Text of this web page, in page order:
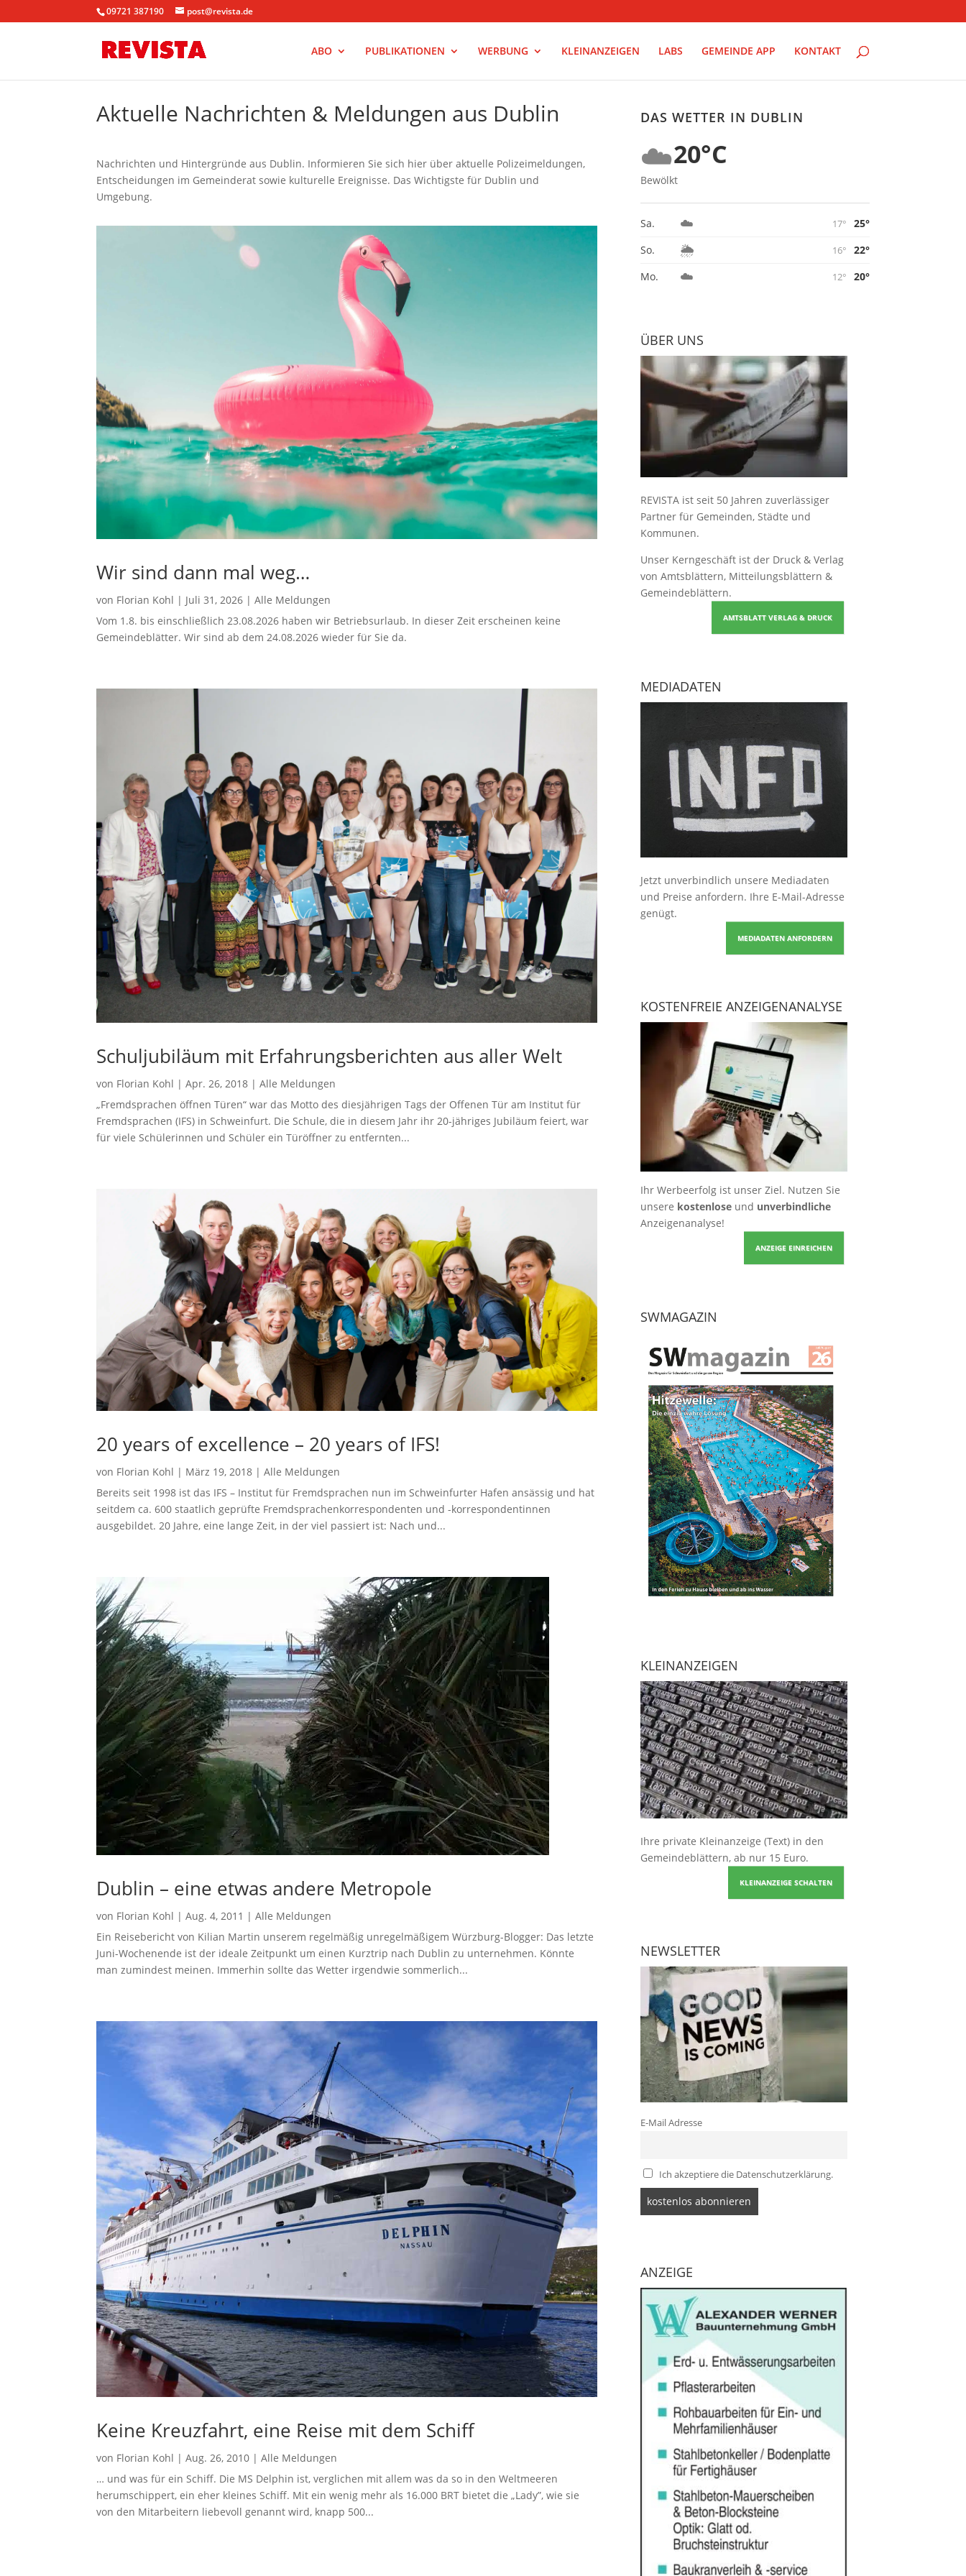
09721 387190 post@revista.de
ABO PUBLIKATIONEN WERBUNG KLEINANZEIGEN LABS GEMEINDE APP KONTAKT
Aktuelle Nachrichten & Meldungen aus Dublin
Nachrichten und Hintergründe aus Dublin. Informieren Sie sich hier über aktuelle Polizeimeldungen,
Entscheidungen im Gemeinderat sowie kulturelle Ereignisse. Das Wichtigste für Dublin und
Umgebung.
Wir sind dann mal weg…
von Florian Kohl | Juli 31, 2026 |Alle Meldungen
Vom 1.8. bis einschließlich 23.08.2026 haben wir Betriebsurlaub. In dieser Zeit erscheinen keine
Gemeindeblätter. Wir sind ab dem 24.08.2026 wieder für Sie da.
Schuljubiläum mit Erfahrungsberichten aus aller Welt
von Florian Kohl |Apr. 26, 2018 |Alle Meldungen
„Fremdsprachen öffnen Türen“ war das Motto des diesjährigen Tags der Offenen Tür am Institut für
Fremdsprachen (IFS) in Schweinfurt. Die Schule, die in diesem Jahr ihr 20-jähriges Jubiläum feiert, war
für viele Schülerinnen und Schüler ein Türöffner zu entfernten...
20 years of excellence – 20 years of IFS!
von Florian Kohl | März 19, 2018 |Alle Meldungen
Bereits seit 1998 ist das IFS – Institut für Fremdsprachen nun im Schweinfurter Hafen ansässig und hat
seitdem ca. 600 staatlich geprüfte Fremdsprachenkorrespondenten und -korrespondentinnen
ausgebildet. 20 Jahre, eine lange Zeit, in der viel passiert ist: Nach und...
Dublin – eine etwas andere Metropole
von Florian Kohl |Aug. 4, 2011 |Alle Meldungen
Ein Reisebericht von Kilian Martin unserem regelmäßig unregelmäßigem Würzburg-Blogger: Das letzte
Juni-Wochenende ist der ideale Zeitpunkt um einen Kurztrip nach Dublin zu unternehmen. Könnte
man zumindest meinen. Immerhin sollte das Wetter irgendwie sommerlich...
Keine Kreuzfahrt, eine Reise mit dem Schiff
von Florian Kohl |Aug. 26, 2010 |Alle Meldungen
… und was für ein Schiff. Die MS Delphin ist, verglichen mit allem was da so in den Weltmeeren
herumschippert, ein eher kleines Schiff. Mit ein wenig mehr als 16.000 BRT bietet die „Lady”, wie sie
von den Mitarbeitern liebevoll genannt wird, knapp 500...
DAS WETTER IN DUBLIN
☁️20°C
Bewölkt
Sa. ☁️ 17°
25°
So.
🌦️ 16°
22°
Mo.
☁️ 12° 20°
ÜBER UNS
REVISTA ist seit 50 Jahren zuverlässiger
Partner für Gemeinden, Städte und
Kommunen.
Unser Kerngeschäft ist der Druck & Verlag
von Amtsblättern, Mitteilungsblättern &
Gemeindeblättern.
AMTSBLATT VERLAG & DRUCK
MEDIADATEN
Jetzt unverbindlich unsere Mediadaten
und Preise anfordern. Ihre E-Mail-Adresse
genügt.
MEDIADATEN ANFORDERN
KOSTENFREIE ANZEIGENANALYSE
Ihr Werbeerfolg ist unser Ziel. Nutzen Sie
unsere kostenloseund unverbindliche
Anzeigenanalyse!
ANZEIGE EINREICHEN
SWMAGAZIN
KLEINANZEIGEN
Ihre private Kleinanzeige (Text) in den
Gemeindeblättern, ab nur 15 Euro.
KLEINANZEIGE SCHALTEN
NEWSLETTER
E-Mail Adresse
Ich akzeptiere die Datenschutzerklärung.
ANZEIGE